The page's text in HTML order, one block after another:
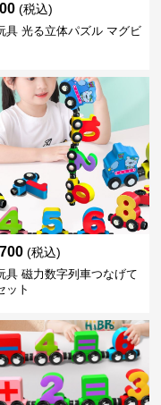
(税込)
具 光る立体パズル マグビ
(税込)
具 磁力数字列車つなげて
ット